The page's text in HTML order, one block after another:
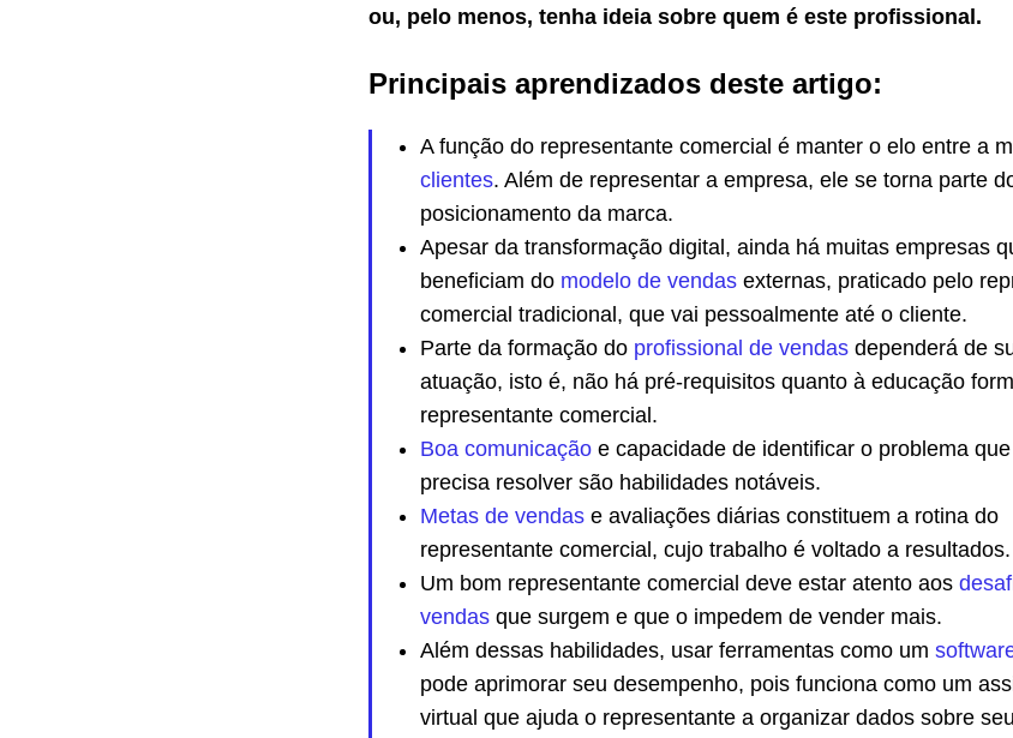
ou, pelo menos, tenha ideia sobre quem é este profissional.
Principais aprendizados deste artigo:
A função do representante comercial é manter o elo entre a
clientes. Além de representar a empresa, ele se torna parte
posicionamento da marca.
Apesar da transformação digital, ainda há muitas empresas
beneficiam do modelo de vendas externas, praticado pelo
comercial tradicional, que vai pessoalmente até o cliente.
Parte da formação do profissional de vendas dependerá de
atuação, isto é, não há pré-requisitos quanto à educação
representante comercial.
Boa comunicação e capacidade de identificar o problema
precisa resolver são habilidades notáveis.
Metas de vendas e avaliações diárias constituem a rotina do
representante comercial, cujo trabalho é voltado a resultados.
Um bom representante comercial deve estar atento aos
vendas que surgem e que o impedem de vender mais.
Além dessas habilidades, usar ferramentas como um
pode aprimorar seu desempenho, pois funciona como um
virtual que ajuda o representante a organizar dados sobre